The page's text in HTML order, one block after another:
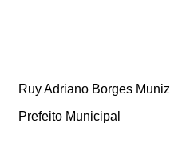
Ruy Adriano Borges Muniz
Prefeito Municipal